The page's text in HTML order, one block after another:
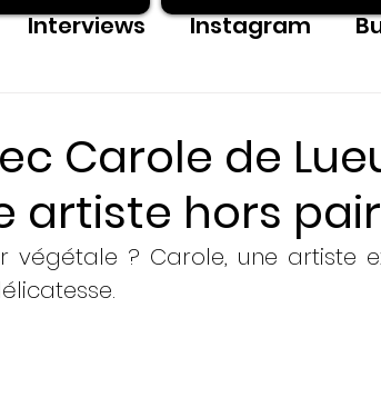
Interviews Instagram
Carole de
artiste hors pair
végétale ? Carole, une artiste